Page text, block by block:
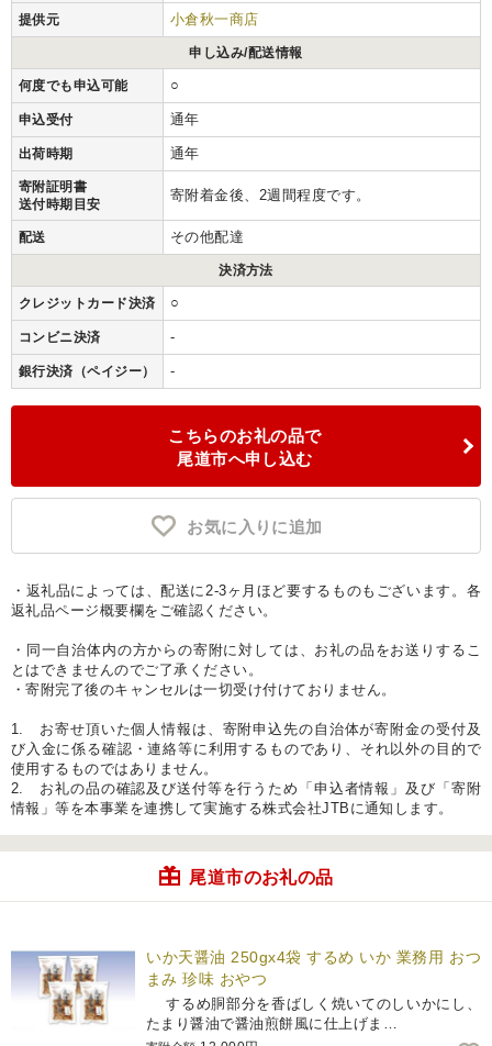
提供元 小倉秋一商店
申し込み/配送情報
何度でも申込可能 ○
申込受付 通年
出荷時期 通年
寄附証明書
送付時期目安
寄附着金後、2週間程度です。
配送 その他配達
決済方法
クレジットカード決済 ○
コンビニ決済 -
銀行決済（ペイジー） -
こちらのお礼の品で
尾道市へ申し込む
お気に入りに追加
・返礼品によっては、配送に2-3ヶ月ほど要するものもございます。各
返礼品ページ概要欄をご確認ください。
・同一自治体内の方からの寄附に対しては、お礼の品をお送りするこ
とはできませんのでご了承ください。
・寄附完了後のキャンセルは一切受け付けておりません。
1. お寄せ頂いた個人情報は、寄附申込先の自治体が寄附金の受付及
び入金に係る確認・連絡等に利用するものであり、それ以外の目的で
使用するものではありません。
2. お礼の品の確認及び送付等を行うため「申込者情報」及び「寄附
情報」等を本事業を連携して実施する株式会社JTBに通知します。
尾道市のお礼の品
いか天醤油 250gx4袋 するめ いか 業務用 おつ
まみ 珍味 おやつ
するめ胴部分を香ばしく焼いてのしいかにし、
たまり醤油で醤油煎餅風に仕上げま…